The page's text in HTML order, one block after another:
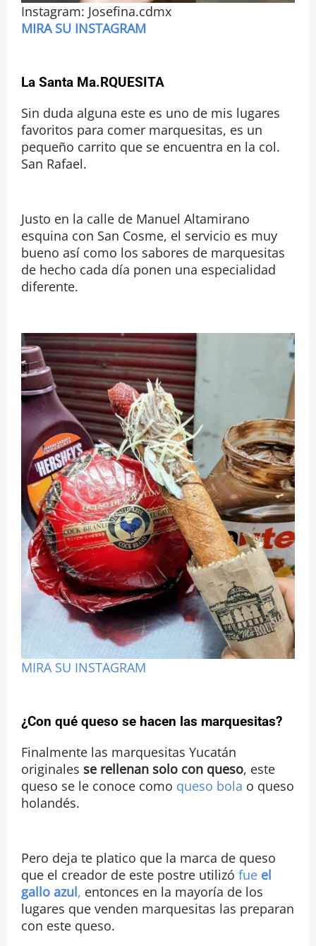
Instagram: Josefina.cdmx
MIRA SU INSTAGRAM
La Santa Ma.RQUESITA
Sin duda alguna este es uno de mis lugares
favoritos para comer marquesitas, es un
pequeño carrito que se encuentra en la col.
San Rafael.
Justo en la calle de Manuel Altamirano
esquina con San Cosme, el servicio es muy
bueno así como los sabores de marquesitas
de hecho cada día ponen una especialidad
diferente.
MIRA SU INSTAGRAM
¿Con qué queso se hacen las marquesitas?
Finalmente las marquesitas Yucatán
originales se rellenan solo con queso, este
queso se le conoce como queso bola o queso
holandés.
Pero deja te platico que la marca de queso
que el creador de este postre utilizó fueel
gallo azul, entonces en la mayoría de los
lugares que venden marquesitas las preparan
con este queso.